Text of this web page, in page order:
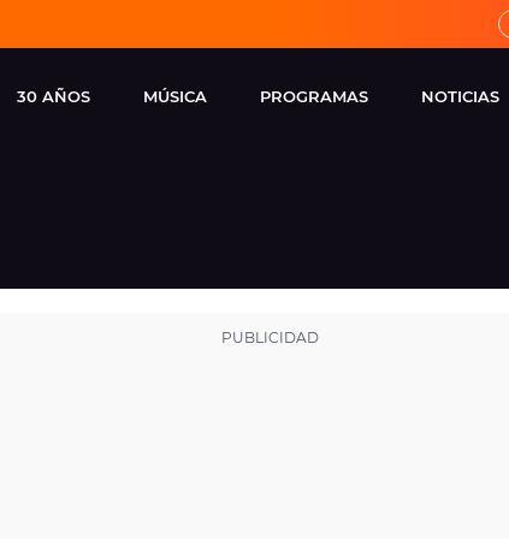
30 AÑOS MÚSICA
FM
PROGRAMAS
VIRALES
NOTICIAS